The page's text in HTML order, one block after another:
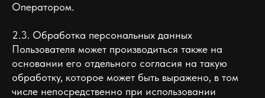
Оператором.
2.3. Обработка персональных данных
Пользователя может производиться также на
основании его отдельного согласия на такую
обработку, которое может быть выражено, в том
числе непосредственно при использовании